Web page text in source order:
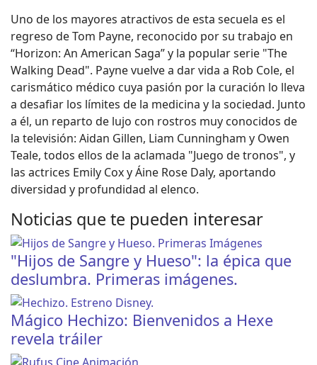
Uno de los mayores atractivos de esta secuela es el
regreso de Tom Payne, reconocido por su trabajo en
“Horizon: An American Saga” y la popular serie "The
Walking Dead". Payne vuelve a dar vida a Rob Cole, el
carismático médico cuya pasión por la curación lo lleva
a desafiar los límites de la medicina y la sociedad. Junto
a él, un reparto de lujo con rostros muy conocidos de
la televisión: Aidan Gillen, Liam Cunningham y Owen
Teale, todos ellos de la aclamada "Juego de tronos", y
las actrices Emily Cox y Áine Rose Daly, aportando
diversidad y profundidad al elenco.
Noticias que te pueden interesar
"Hijos de Sangre y Hueso": la épica que
deslumbra. Primeras imágenes.
Mágico Hechizo: Bienvenidos a Hexe
revela tráiler